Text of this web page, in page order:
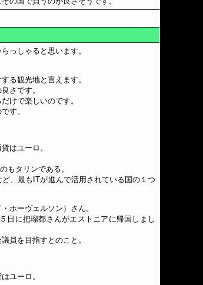
っしゃると思います。
る観光地と言えます。
さです。
けで楽しいのです。
す。
はユーロ。
もタリンである。
、最もITが進んで活用されている国の１つ
ホーヴェルソン）さん。
日に把瑠都さんがエストニアに帰国しまし
員を目指すとのこと。
ユーロ。